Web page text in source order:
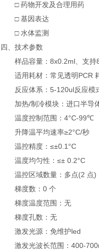
□ 药物开发及合理用药
□ 基因表达
□ 水体监测
四、技术参数
样品容量：8x0.2ml、支持
适用耗材：常见透明PCR
反应体系：5-120ul反应模
加热/制冷模块：进口半导
温度控制范围：4°C-99℃
升降温平均速率≥2°C/秒
温控精度：≤±0.1°C
温度均匀性：≤± 0.2°C
温控区域数量：多点(2 点)
梯度数：0 个
梯度温度范围：无
梯度孔数：无
激发光源：免维护led
激发光波长范围：400-